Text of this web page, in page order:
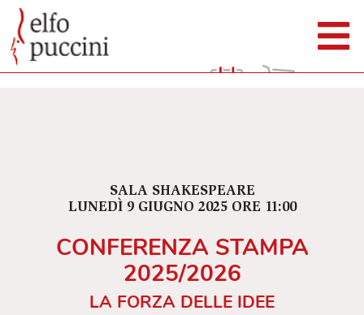
SALA SHAKESPEARE
LUNEDÌ 9 GIUGNO 2025 ORE 11:00
CONFERENZA STAMPA
2025/2026
LA FORZA DELLE IDEE